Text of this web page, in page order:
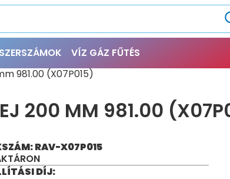
SZERSZÁMOK VÍZ GÁZ FŰTÉS
981.00 (X07P015)
200 MM 981.00
RAV-X07P015
DÍJ: